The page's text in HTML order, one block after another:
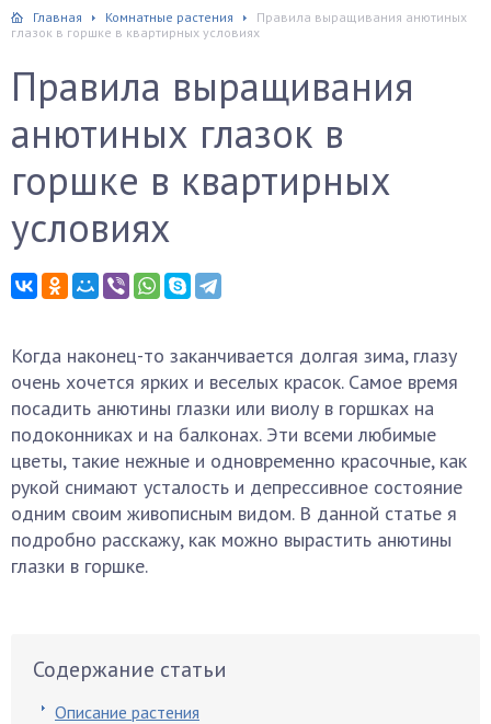
Главная Комнатные растения
Правила выращивания анютиных
глазок в горшке в квартирных условиях
Правила выращивания
анютиных глазок в
горшке в квартирных
условиях
Когда наконец-то заканчивается долгая зима, глазу
очень хочется ярких и веселых красок. Самое время
посадить анютины глазки или виолу в горшках на
подоконниках и на балконах. Эти всеми любимые
цветы, такие нежные и одновременно красочные, как
рукой снимают усталость и депрессивное состояние
одним своим живописным видом. В данной статье я
подробно расскажу, как можно вырастить анютины
глазки в горшке.
Содержание статьи
Описание растения